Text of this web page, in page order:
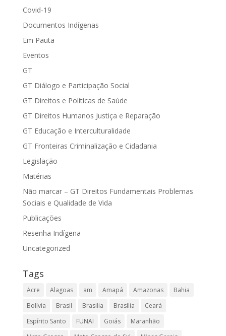
Covid-19
Documentos Indígenas
Em Pauta
Eventos
GT
GT Diálogo e Participação Social
GT Direitos e Políticas de Saúde
GT Direitos Humanos Justiça e Reparação
GT Educação e Interculturalidade
GT Fronteiras Criminalização e Cidadania
Legislação
Matérias
Não marcar – GT Direitos Fundamentais Problemas
Sociais e Qualidade de Vida
Publicações
Resenha Indígena
Uncategorized
Tags
Acre Alagoas am Amapá Amazonas
Bahia
Bolívia
Brasil Brasilia Brasília
Ceará
Espírito Santo
FUNAI Goiás
Maranhão